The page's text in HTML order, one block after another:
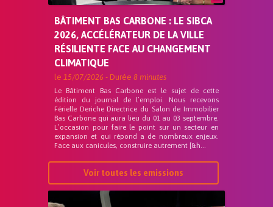
BÂTIMENT BAS CARBONE : LE SIBCA
2026, ACCÉLÉRATEUR DE LA VILLE
RÉSILIENTE FACE AU CHANGEMENT
CLIMATIQUE
le 15/07/2026 - Durée 8 minutes
Le Bâtiment Bas Carbone est le sujet de cette
édition du journal de l’emploi. Nous recevons
Férielle Deriche Directrice du Salon de Immobilier
Bas Carbone qui aura lieu du 01 au 03 septembre.
L’occasion pour faire le point sur un secteur en
expansion et qui répond a de nombreux enjeux.
Face aux canicules, construire autrement [&h...
Voir toutes les emissions